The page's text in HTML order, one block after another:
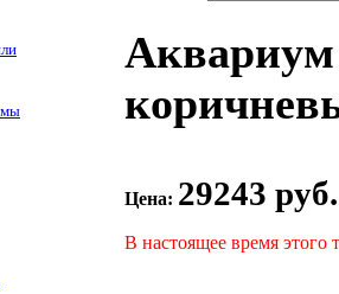
Цена: 29243 руб.
В настоящее время этого